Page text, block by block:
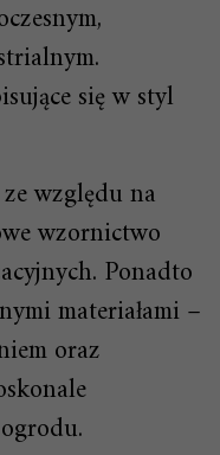
się w styl
względu na
wzornictwo
Ponadto
materiałami –
oraz